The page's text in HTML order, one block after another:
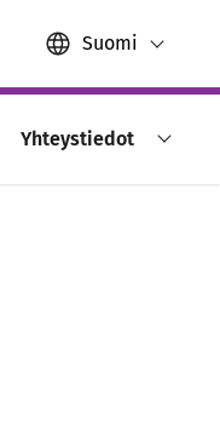
Suomi
Yhteystiedot